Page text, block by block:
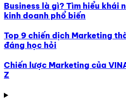
Business là gì? Tìm hiểu khái
kinh doanh phổ biến
Top 9 chiến dịch Marketing
đáng học hỏi
Chiến lược Marketing của
Z